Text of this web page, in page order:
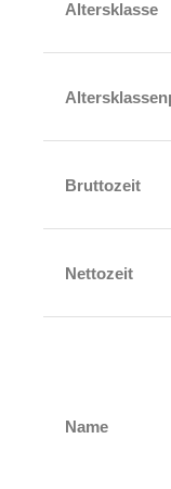
Altersklasse
Bruttozeit
Nettozeit
Name